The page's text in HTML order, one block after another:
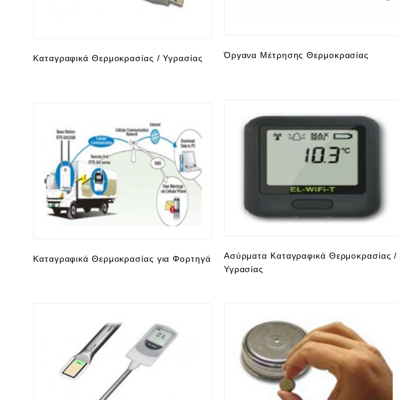
Όργανα Μέτρησης Θερμοκρασίας
Καταγραφικά Θερμοκρασίας / Υγρασίας
Ασύρματα Καταγραφικά Θερμοκρασίας /
Υγρασίας
Καταγραφικά Θερμοκρασίας για Φορτηγά